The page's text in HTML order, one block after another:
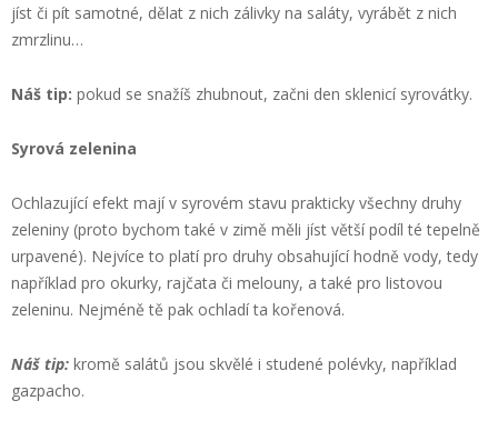
jíst či pít samotné, dělat z nich zálivky na saláty, vyrábět z nich
zmrzlinu…
Náš tip: pokud se snažíš zhubnout, začni den sklenicí syrovátky.
Syrová zelenina
Ochlazující efekt mají v syrovém stavu prakticky všechny druhy
zeleniny (proto bychom také v zimě měli jíst větší podíl té tepelně
urpavené). Nejvíce to platí pro druhy obsahující hodně vody, tedy
například pro okurky, rajčata či melouny, a také pro listovou
zeleninu. Nejméně tě pak ochladí ta kořenová.
Náš tip: kromě salátů jsou skvělé i studené polévky, například
gazpacho.